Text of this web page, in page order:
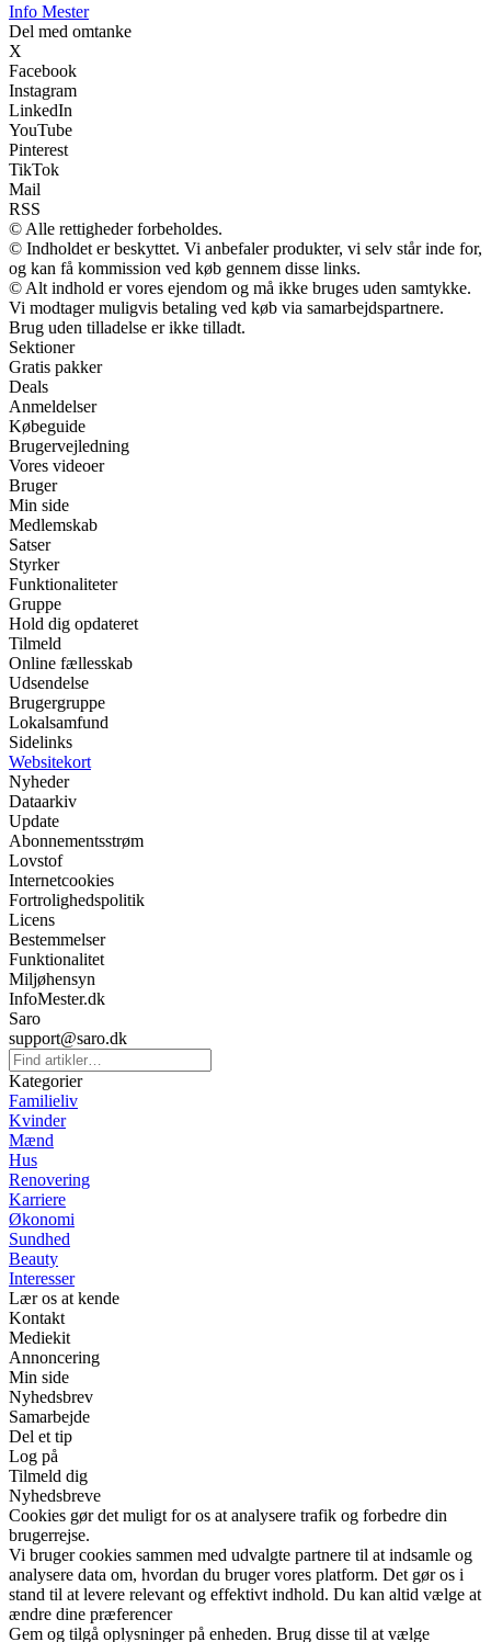
Info Mester
Del med omtanke
X
Facebook
Instagram
LinkedIn
YouTube
Pinterest
TikTok
Mail
RSS
© Alle rettigheder forbeholdes.
© Indholdet er beskyttet. Vi anbefaler produkter, vi selv står inde for,
og kan få kommission ved køb gennem disse links.
© Alt indhold er vores ejendom og må ikke bruges uden samtykke.
Vi modtager muligvis betaling ved køb via samarbejdspartnere.
Brug uden tilladelse er ikke tilladt.
Sektioner
Gratis pakker
Deals
Anmeldelser
Købeguide
Brugervejledning
Vores videoer
Bruger
Min side
Medlemskab
Satser
Styrker
Funktionaliteter
Gruppe
Hold dig opdateret
Tilmeld
Online fællesskab
Udsendelse
Brugergruppe
Lokalsamfund
Sidelinks
Websitekort
Nyheder
Dataarkiv
Update
Abonnementsstrøm
Lovstof
Internetcookies
Fortrolighedspolitik
Licens
Bestemmelser
Funktionalitet
Miljøhensyn
InfoMester.dk
Saro
support@saro.dk
Kategorier
Familieliv
Kvinder
Mænd
Hus
Renovering
Karriere
Økonomi
Sundhed
Beauty
Interesser
Lær os at kende
Kontakt
Mediekit
Annoncering
Min side
Nyhedsbrev
Samarbejde
Del et tip
Log på
Tilmeld dig
Nyhedsbreve
Cookies gør det muligt for os at analysere trafik og forbedre din
brugerrejse.
Vi bruger cookies sammen med udvalgte partnere til at indsamle og
analysere data om, hvordan du bruger vores platform. Det gør os i
stand til at levere relevant og effektivt indhold. Du kan altid vælge at
ændre dine præferencer
Gem og tilgå oplysninger på enheden. Brug disse til at vælge